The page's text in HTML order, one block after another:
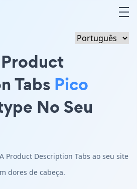
Tabs Pico
No Seu
Product Description Tabs ao seu site
dores de cabeça.